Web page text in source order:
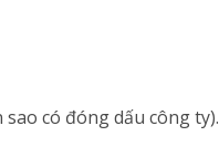
có đóng dấu công ty).